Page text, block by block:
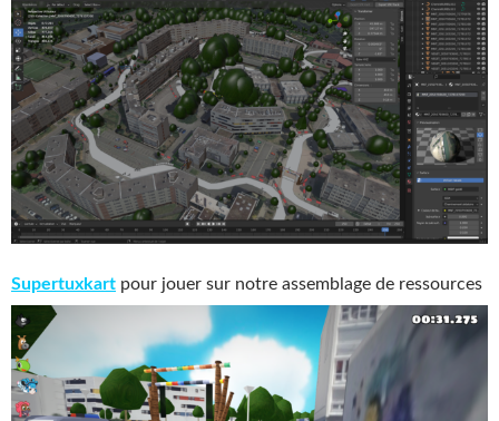
Supertuxkart pour jouer sur notre assemblage de ressources